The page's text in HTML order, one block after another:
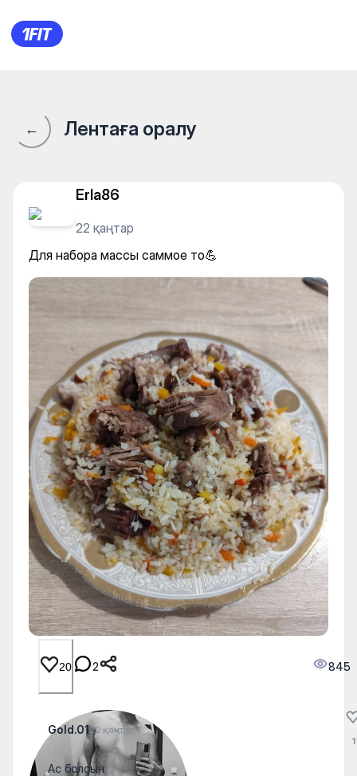
Для набора массы саммое
← Лентаға оралу
Erla86
22 қаңтар
Для набора массы саммое то💪
20 2 845
Gold.0122 қаңтар
Ас болсын
1